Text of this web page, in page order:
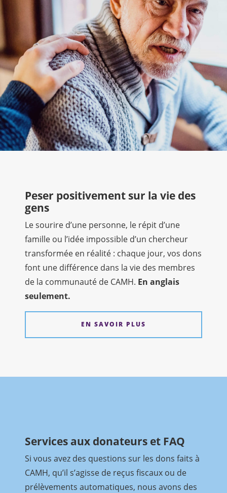
Peser positivement sur la vie des
gens
Le sourire d’une personne, le répit d’une
famille ou l’idée impossible d’un chercheur
transformée en réalité : chaque jour, vos dons
font une différence dans la vie des membres
de la communauté de CAMH. En anglais
seulement.
EN SAVOIR PLUS
Services aux donateurs et FAQ
Si vous avez des questions sur les dons faits à
CAMH, qu’il s’agisse de reçus fiscaux ou de
prélèvements automatiques, nous avons des